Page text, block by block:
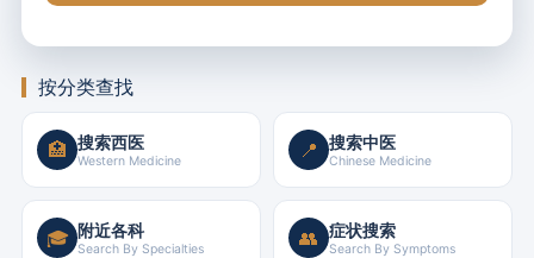
按分类查找
🏥 搜索西医
Western Medicine 📍 搜索中医
Chinese Medicine
🎓 附近各科
Search By Specialties 👥 症状搜索
Search By Symptoms